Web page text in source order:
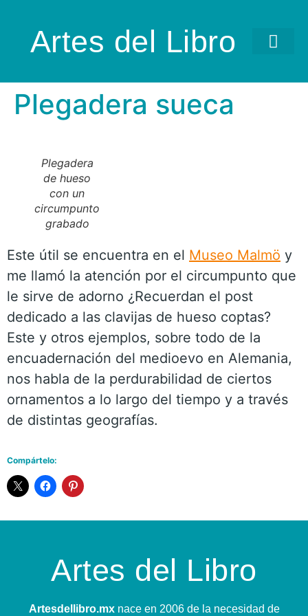
Artes del Libro
Plegadera sueca
Plegadera
de hueso
con un
circumpunto
grabado
Este útil se encuentra en el Museo Malmö y
me llamó la atención por el circumpunto que
le sirve de adorno ¿Recuerdan el post
dedicado a las clavijas de hueso coptas?
Este y otros ejemplos, sobre todo de la
encuadernación del medioevo en Alemania,
nos habla de la perdurabilidad de ciertos
ornamentos a lo largo del tiempo y a través
de distintas geografías.
Compártelo:
Artes del Libro
Artesdellibro.mxnace en 2006 de la necesidad de